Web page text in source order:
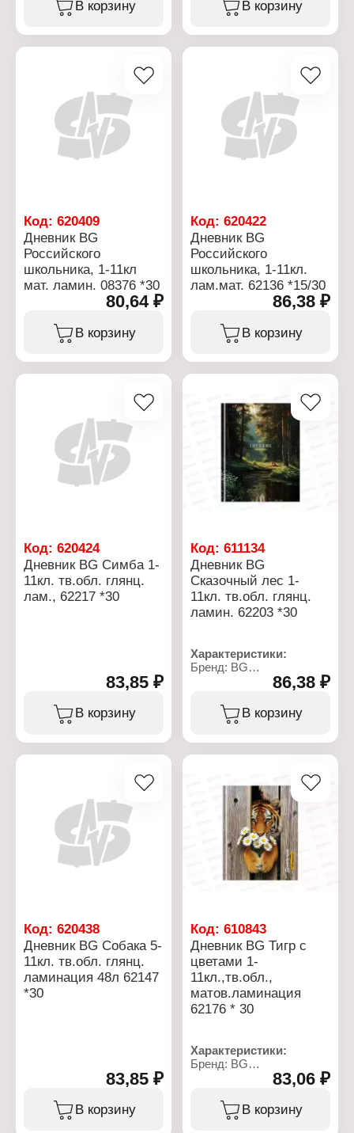
В корзину
школьника"
Тип скрепления: твердый
Материал блока: офсет
Плотность бумаги: 60-65
Белизна бумаги, %: 100
Количество уроков в
В корзину
Код: 620409
Дневник BG
Российского
школьника, 1-11кл
мат. ламин. 08376 *30
80,64 ₽
В корзину
Код:620422
Дневник BG
Российского
школьника, 1-11кл.
лам.мат. 62136 *15/30
86,38 ₽
В корзину
Код: 620424
Дневник BG Симба 1-
11кл. тв.обл. глянц.
лам., 62217 *30
83,85 ₽
В корзину
Код:611134
Дневник BG
Сказочный лес 1-
11кл. тв.обл. глянц.
ламин. 62203 *30
Характеристики:
Бренд: BG
Артикул: 386539
Тип товара: Дневник
Дизайн: "Сказочный лес"
Тип скрепления: сшивка
Количество листов: 48 л
Формат: А5
Плотность бумаги: 60 г/
Вариация: 1-11 класс
Белизна бумаги, %: 100
Цвет печати: в 1 краску
(чёрный цвет)
Эффект обложки:
глянцевая ламинация
86,38 ₽
В корзину
Код: 620438
Дневник BG Собака 5-
11кл. тв.обл. глянц.
ламинация 48л 62147
*30
83,85 ₽
В корзину
Код:610843
Дневник BG Тигр с
цветами 1-
11кл.,тв.обл.,
матов.ламинация
62176 * 30
Характеристики:
Бренд: BG
Артикул: 386542
Тип товара: Дневник
Дизайн: "Тигр с цветами"
Тип скрепления: сшивка
83,06 ₽
В корзину